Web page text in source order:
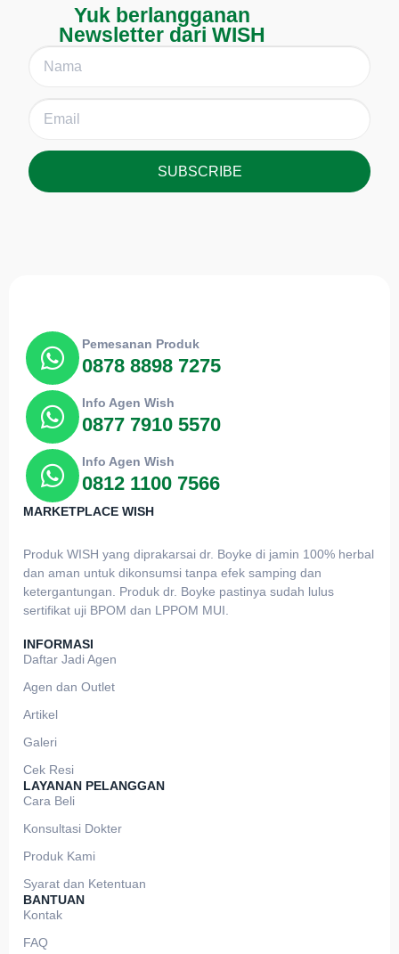
Yuk berlangganan
Newsletter dari WISH
SUBSCRIBE
0878 8898 7275
Pemesanan Produk
0877 7910 5570
Info Agen Wish
0812 1100 7566
Info Agen Wish
MARKETPLACE WISH
Produk WISH yang diprakarsai dr. Boyke di jamin 100% herbal
dan aman untuk dikonsumsi tanpa efek samping dan
ketergantungan. Produk dr. Boyke pastinya sudah lulus
sertifikat uji BPOM dan LPPOM MUI.
INFORMASI
Daftar Jadi Agen
Agen dan Outlet
Artikel
Galeri
Cek Resi
LAYANAN PELANGGAN
Cara Beli
Konsultasi Dokter
Produk Kami
Syarat dan Ketentuan
BANTUAN
Kontak
FAQ